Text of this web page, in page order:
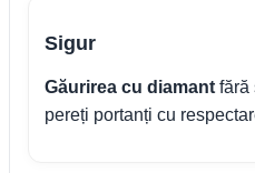
Sigur
Găurirea cu diamant fără
pereți portanți cu